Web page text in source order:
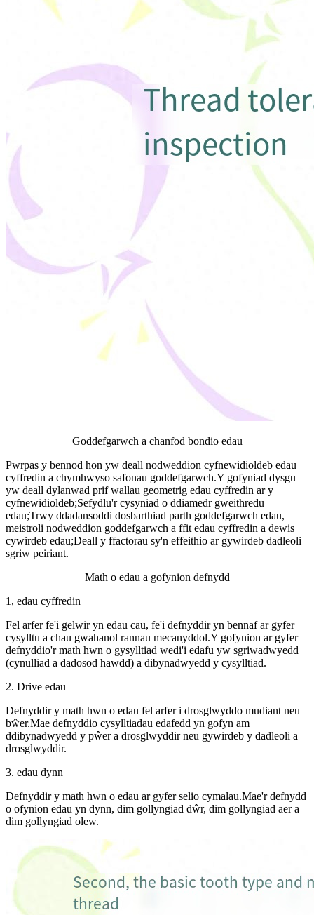
Goddefgarwch a chanfod bondio edau
Pwrpas y bennod hon yw deall nodweddion cyfnewidioldeb edau
cyffredin a chymhwyso safonau goddefgarwch.Y gofyniad dysgu
yw deall dylanwad prif wallau geometrig edau cyffredin ar y
cyfnewidioldeb;Sefydlu'r cysyniad o ddiamedr gweithredu
edau;Trwy ddadansoddi dosbarthiad parth goddefgarwch edau,
meistroli nodweddion goddefgarwch a ffit edau cyffredin a dewis
cywirdeb edau;Deall y ffactorau sy'n effeithio ar gywirdeb dadleoli
sgriw peiriant.
Math o edau a gofynion defnydd
1, edau cyffredin
Fel arfer fe'i gelwir yn edau cau, fe'i defnyddir yn bennaf ar gyfer
cysylltu a chau gwahanol rannau mecanyddol.Y gofynion ar gyfer
defnyddio'r math hwn o gysylltiad wedi'i edafu yw sgriwadwyedd
(cynulliad a dadosod hawdd) a dibynadwyedd y cysylltiad.
2. Drive edau
Defnyddir y math hwn o edau fel arfer i drosglwyddo mudiant neu
bŵer.Mae defnyddio cysylltiadau edafedd yn gofyn am
ddibynadwyedd y pŵer a drosglwyddir neu gywirdeb y dadleoli a
drosglwyddir.
3. edau dynn
Defnyddir y math hwn o edau ar gyfer selio cymalau.Mae'r defnydd
o ofynion edau yn dynn, dim gollyngiad dŵr, dim gollyngiad aer a
dim gollyngiad olew.